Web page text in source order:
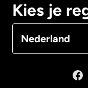
Kies je
Nederland